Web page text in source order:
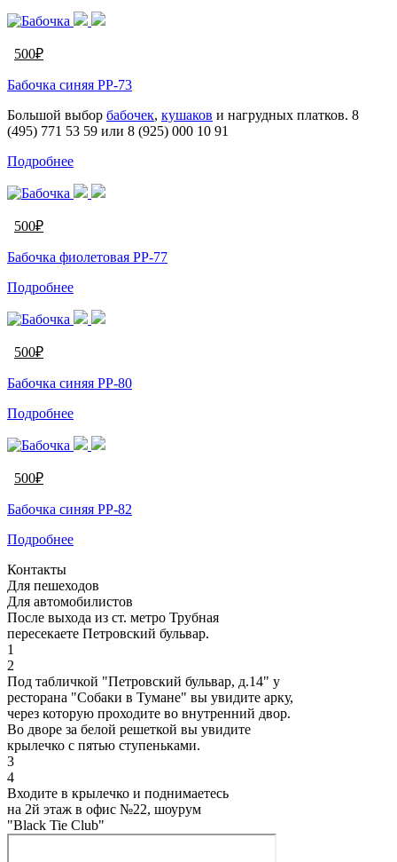
500₽
Бабочка синяя PP-73
Большой выбор бабочек, кушаков и нагрудных платков. 8
(495) 771 53 59 или 8 (925) 000 10 91
Подробнее
500₽
Бабочка фиолетовая PP-77
Подробнее
500₽
Бабочка синяя PP-80
Подробнее
500₽
Бабочка синяя PP-82
Подробнее
Контакты
Для пешеходов
Для автомобилистов
После выхода из ст. метро Трубная
пересекаете Петровский бульвар.
1
2
Под табличкой "Петровский бульвар, д.14" у
ресторана "Собаки в Тумане" вы увидите арку,
через которую проходите во внутренний двор.
Во дворе за белой решеткой вы увидите
крылечко с пятью ступеньками.
3
4
Входите в крылечко и поднимаетесь
на 2й этаж в офис №22, шоурум
"Black Tie Club"